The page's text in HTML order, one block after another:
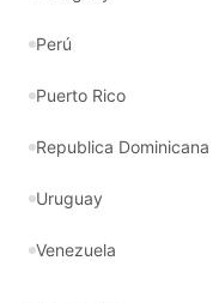
Perú
Puerto Rico
Republica Dominicana
Uruguay
Venezuela